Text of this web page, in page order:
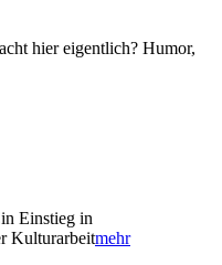
hier eigentlich? Humor,
Einstieg in
Kulturarbeitmehr